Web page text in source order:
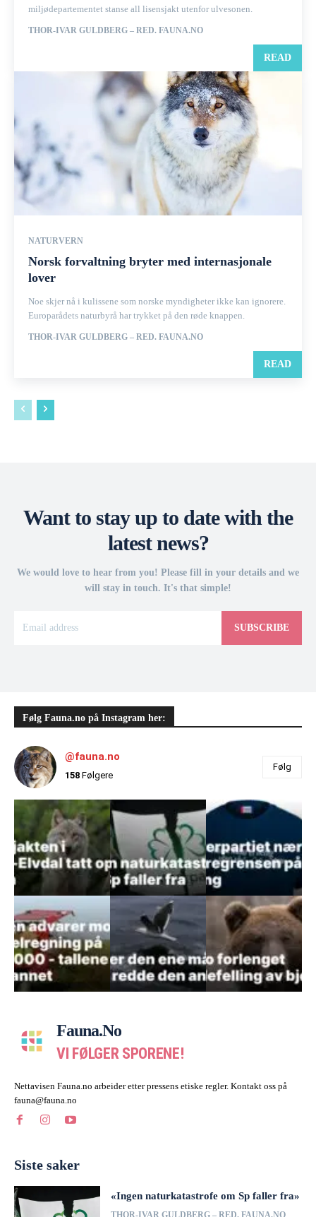
miljødepartementet stanse all lisensjakt utenfor ulvesonen.
THOR-IVAR GULDBERG – RED. FAUNA.NO
READ
NATURVERN
Norsk forvaltning bryter med internasjonale
lover
Noe skjer nå i kulissene som norske myndigheter ikke kan ignorere.
Europarådets naturbyrå har trykket på den røde knappen.
THOR-IVAR GULDBERG – RED. FAUNA.NO
READ
Want to stay up to date with the
latest news?
We would love to hear from you! Please fill in your details and we
will stay in touch. It's that simple!
SUBSCRIBE
Følg Fauna.no på Instagram her:
@fauna.no
158 Følgere
Følg
Fauna.no
VI FØLGER SPORENE!
Nettavisen Fauna.no arbeider etter pressens etiske regler. Kontakt oss på
fauna@fauna.no
Siste saker
«Ingen naturkatastrofe om Sp faller fra»
THOR-IVAR GULDBERG – RED. FAUNA.NO